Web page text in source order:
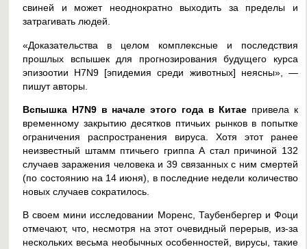
свиней и может неоднократно выходить за пределы и
затрагивать людей.
«Доказательства в целом комплексные и последствия
прошлых вспышек для прогнозирования будущего курса
эпизоотии H7N9 [эпидемия среди животных] неясны», —
пишут авторы.
Вспышка H7N9 в начале этого года в Китае привела к
временному закрытию десятков птичьих рынков в попытке
ограничения распространения вируса. Хотя этот ранее
неизвестный штамм птичьего гриппа А стал причиной 132
случаев заражения человека и 39 связанных с ним смертей
(по состоянию на 14 июня), в последние недели количество
новых случаев сократилось.
В своем мини исследовании Моренс, Таубенбергер и Фоци
отмечают, что, несмотря на этот очевидный перерыв, из-за
нескольких весьма необычных особенностей, вирусы, такие